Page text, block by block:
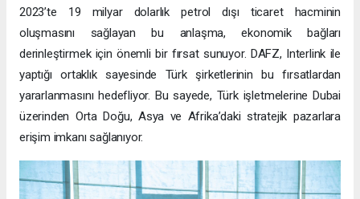
2023’te 19 milyar dolarlık petrol dışı ticaret hacminin
oluşmasını sağlayan bu anlaşma, ekonomik bağları
derinleştirmek için önemli bir fırsat sunuyor. DAFZ, Interlink ile
yaptığı ortaklık sayesinde Türk şirketlerinin bu fırsatlardan
yararlanmasını hedefliyor. Bu sayede, Türk işletmelerine Dubai
üzerinden Orta Doğu, Asya ve Afrika’daki stratejik pazarlara
erişim imkanı sağlanıyor.